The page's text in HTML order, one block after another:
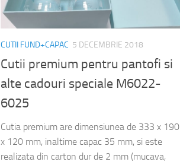
CUTII FUND+CAPAC 5 DECEMBRIE 2018
Cutii premium pentru pantofi si
alte cadouri speciale M6022-
6025
Cutia premium are dimensiunea de 333 x 190
x 120 mm, inaltime capac 35 mm, si este
realizata din carton dur de 2 mm (mucava,